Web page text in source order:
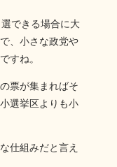
できる場合に大
、小さな政党や
すね。
票が集まればそ
選挙区よりも小
な仕組みだと言え